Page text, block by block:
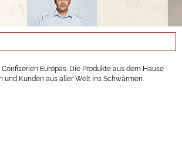
Europas. Die Produkte aus dem Hause
Kunden aus aller Welt ins Schwärmen.